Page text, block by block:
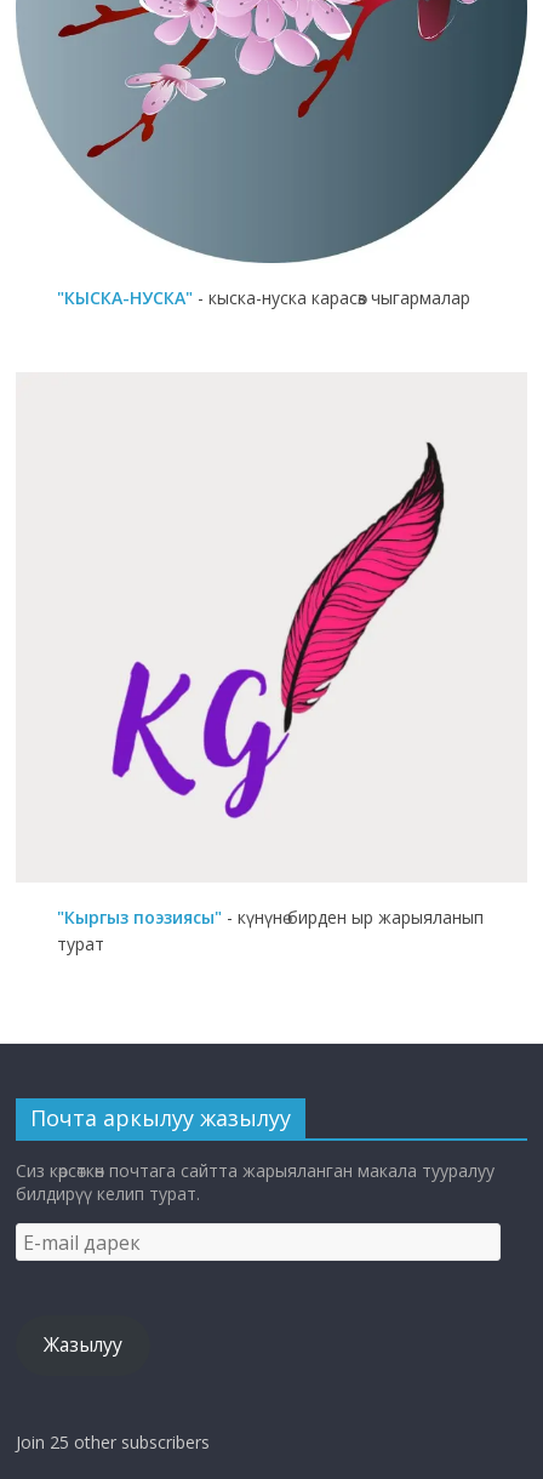
"КЫСКА-НУСКА" - кыска-нуска карасөз чыгармалар
"Кыргыз поэзиясы" - күнүнө бирден ыр жарыяланып
турат
Почта аркылуу жазылуу
Сиз көрсөткөн почтага сайтта жарыяланган макала тууралуу
билдирүү келип турат.
E-
mail
Жазылуу
Join 25 other subscribers